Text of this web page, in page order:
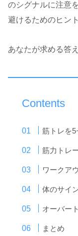
のシグナルに注意
避けるためのヒン
あなたが求める答
Contents
筋トレを5
筋力トレ
ワークア
体のサイ
オーバー
まとめ